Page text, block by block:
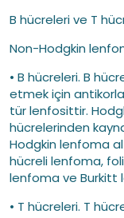
B hücreleri ve T
Non-Hodgkin
• B hücreleri. B
etmek için
tür lenfosittir.
hücrelerinden
Hodgkin lenfoma
hücreli lenfoma,
lenfoma ve Burkitt
• T hücreleri. T